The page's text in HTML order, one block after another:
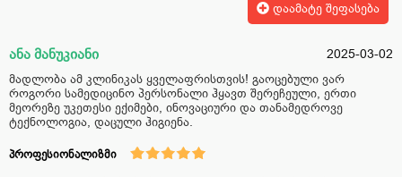
დაამატე შეფასება
ანა მანუკიანი
2025-03-02
მადლობა ამ კლინიკას ყველაფრისთვის! გაოცებული ვარ
როგორი სამედიცინო პერსონალი ჰყავთ შერეჩეული, ერთი
მეორეზე უკეთესი ექიმები, ინოვაციური და თანამედროვე
ტექნოლოგია, დაცული ჰიგიენა.
პროფესიონალიზმი